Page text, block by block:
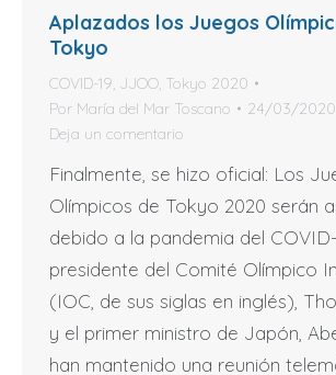
Aplazados los Juegos
Tokyo
COVID-19, JJOO, Tokyo 2020
Por María del Mar Toscano
24/03/2020
Deja un comentario
Finalmente, se hizo oficial: Los
Olímpicos de Tokyo 2020 serán
debido a la pandemia del COVID-
presidente del Comité Olímpico
(IOC, de sus siglas en inglés),
y el primer ministro de Japón,
han mantenido una reunión